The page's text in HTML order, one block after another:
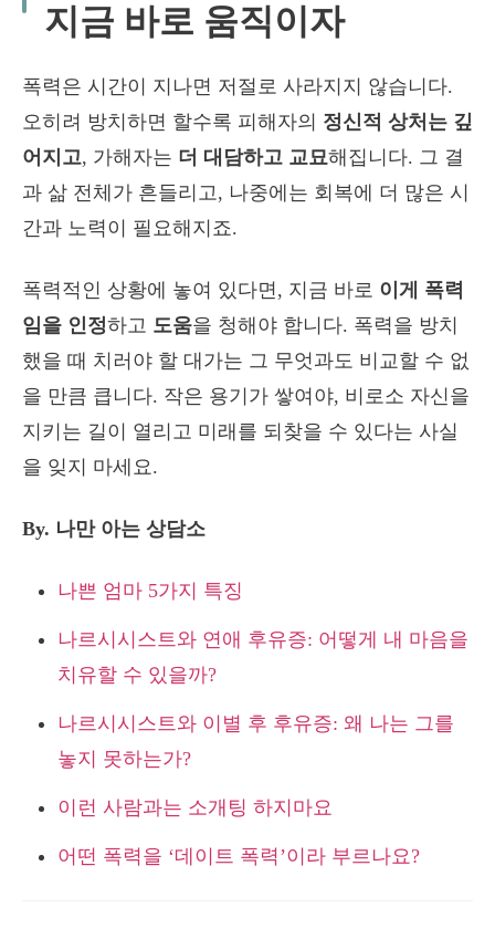
지금 바로 움직이자
폭력은 시간이 지나면 저절로 사라지지 않습니다.
오히려 방치하면 할수록 피해자의 정신적 상처는 깊
어지고, 가해자는 더 대담하고 교묘해집니다. 그 결
과 삶 전체가 흔들리고, 나중에는 회복에 더 많은 시
간과 노력이 필요해지죠.
폭력적인 상황에 놓여 있다면, 지금 바로 이게 폭력
임을 인정하고 도움을 청해야 합니다. 폭력을 방치
했을 때 치러야 할 대가는 그 무엇과도 비교할 수 없
을 만큼 큽니다. 작은 용기가 쌓여야, 비로소 자신을
지키는 길이 열리고 미래를 되찾을 수 있다는 사실
을 잊지 마세요.
By. 나만 아는 상담소
나쁜 엄마 5가지 특징
나르시시스트와 연애 후유증: 어떻게 내 마음을
치유할 수 있을까?
나르시시스트와 이별 후 후유증: 왜 나는 그를
놓지 못하는가?
이런 사람과는 소개팅 하지마요
어떤 폭력을 ‘데이트 폭력’이라 부르나요?